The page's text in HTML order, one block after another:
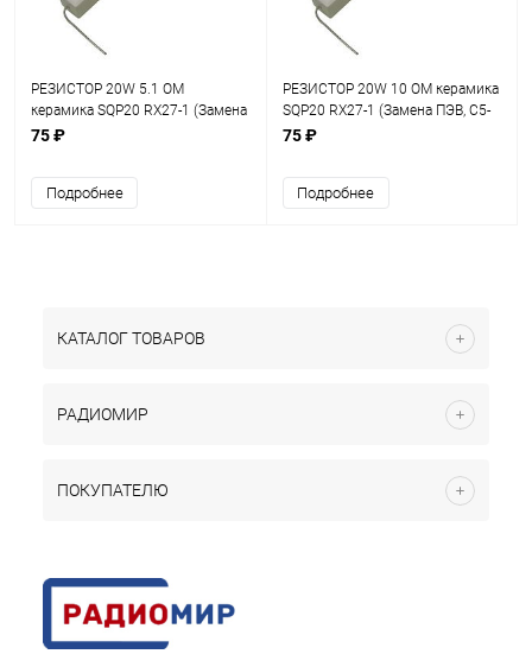
РЕЗИСТОР 20W 5.1 OM
керамика SQP20 RX27-1 (Замена
ПЭВ, С5-35, С5-37) (Размеры
75 ₽
Подробнее
РЕЗИСТОР 20W 10 OM керамика
SQP20 RX27-1 (Замена ПЭВ, С5-
35, С5-37) (Размеры
75 ₽
Подробнее
КАТАЛОГ ТОВАРОВ
РАДИОМИР
ПОКУПАТЕЛЮ